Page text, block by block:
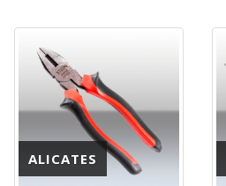
ALICATES